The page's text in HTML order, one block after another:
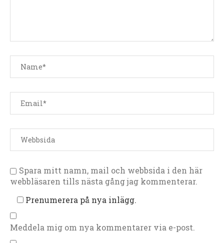
Spara mitt namn, mail och webbsida i den här
webbläsaren tills nästa gång jag kommenterar.
Prenumerera på nya inlägg.
Meddela mig om nya kommentarer via e-post.